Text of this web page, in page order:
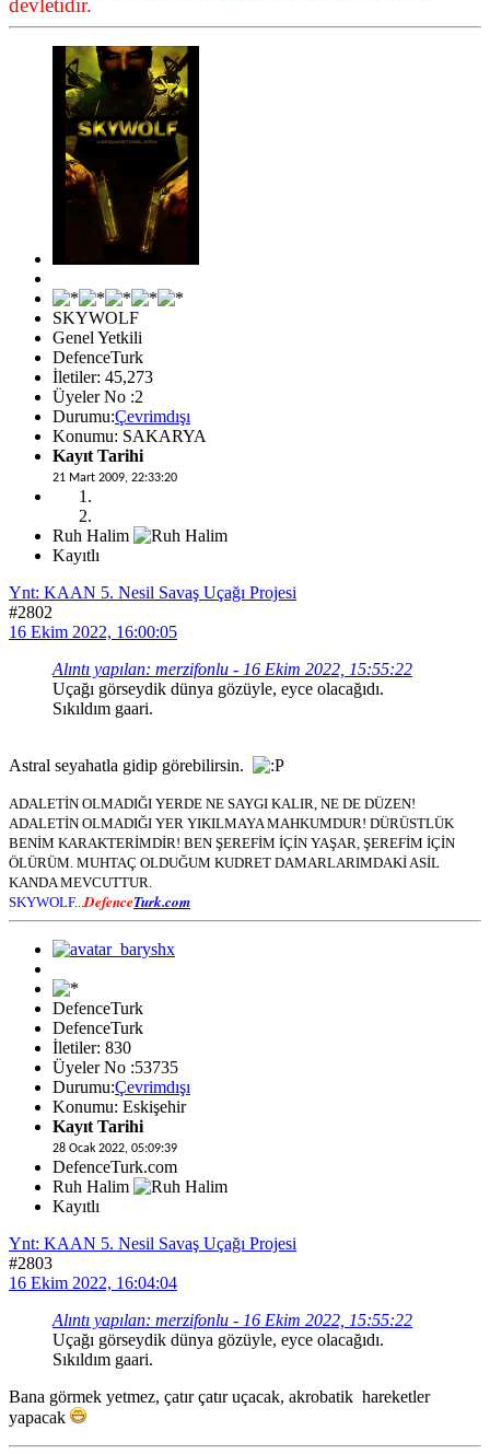
devletidir.
SKYWOLF
Genel Yetkili
DefenceTurk
İletiler: 45,273
Üyeler No :2
Durumu:Çevrimdışı
Konumu: SAKARYA
Kayıt Tarihi
21 Mart 2009, 22:33:20
Ruh Halim
Kayıtlı
Ynt: KAAN 5. Nesil Savaş Uçağı Projesi
#2802
16 Ekim 2022, 16:00:05
Alıntı yapılan: merzifonlu - 16 Ekim 2022, 15:55:22
Uçağı görseydik dünya gözüyle, eyce olacağıdı.
Sıkıldım gaari.
Astral seyahatla gidip görebilirsin.
ADALETİN OLMADIĞI YERDE NE SAYGI KALIR, NE DE DÜZEN!
ADALETİN OLMADIĞI YER YIKILMAYA MAHKUMDUR! DÜRÜSTLÜK
BENİM KARAKTERİMDİR! BEN ŞEREFİM İÇİN YAŞAR, ŞEREFİM İÇİN
ÖLÜRÜM. MUHTAÇ OLDUĞUM KUDRET DAMARLARIMDAKİ ASİL
KANDA MEVCUTTUR.
SKYWOLF...DefenceTurk.com
DefenceTurk
DefenceTurk
İletiler: 830
Üyeler No :53735
Durumu:Çevrimdışı
Konumu: Eskişehir
Kayıt Tarihi
28 Ocak 2022, 05:09:39
DefenceTurk.com
Ruh Halim
Kayıtlı
Ynt: KAAN 5. Nesil Savaş Uçağı Projesi
#2803
16 Ekim 2022, 16:04:04
Alıntı yapılan: merzifonlu - 16 Ekim 2022, 15:55:22
Uçağı görseydik dünya gözüyle, eyce olacağıdı.
Sıkıldım gaari.
Bana görmek yetmez, çatır çatır uçacak, akrobatik hareketler
yapacak